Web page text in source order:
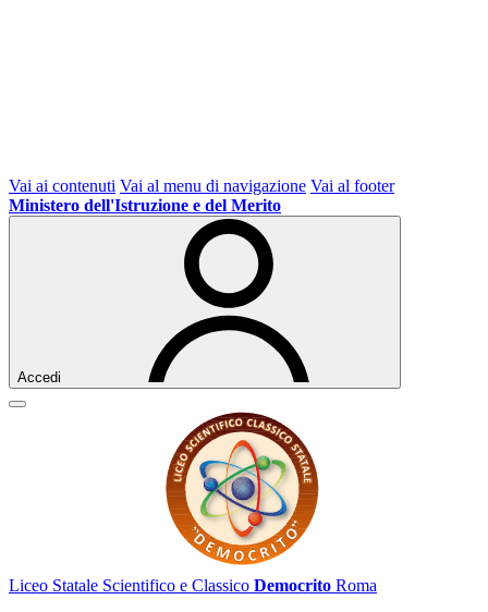
Vai ai contenuti Vai al menu di navigazione Vai al footer
Ministero dell'Istruzione e del Merito
Accedi
Liceo Statale Scientifico e Classico Democrito Roma